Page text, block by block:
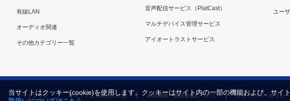
有線LAN
オーディオ関連
その他カテゴリー一覧
音声配信サービス（PlatCast）
マルチデバイス管理サービス
アイオートラストサービス
ユー
サイトマップ 本サイトご利用上の注意 表示価格・商品全般について プライバシーポリシー
当サイトはクッキー(cookie)を使用します。クッキーはサイト内の一部の機能および、サ